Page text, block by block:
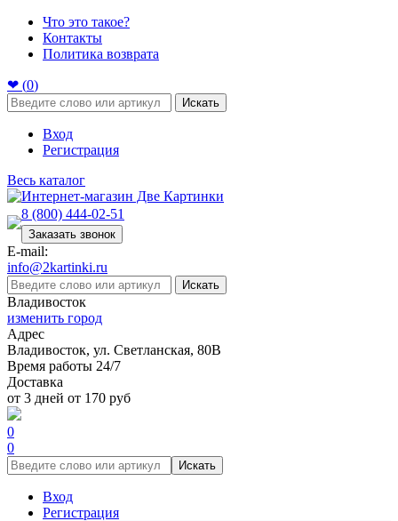
Что это такое?
Контакты
Политика возврата
❤ (0)
Искать
Вход
Регистрация
Весь каталог
8 (800) 444-02-51
Заказать звонок
E-mail:
info@2kartinki.ru
Искать
Владивосток
изменить город
Адрес
Владивосток, ул. Светланская, 80В
Время работы 24/7
Доставка
от 3 дней от 170 руб
0
0
Искать
Вход
Регистрация